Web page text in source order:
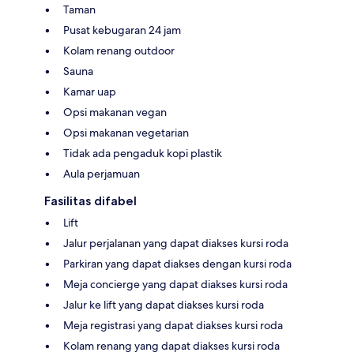
Taman
Pusat kebugaran 24 jam
Kolam renang outdoor
Sauna
Kamar uap
Opsi makanan vegan
Opsi makanan vegetarian
Tidak ada pengaduk kopi plastik
Aula perjamuan
Fasilitas difabel
Lift
Jalur perjalanan yang dapat diakses kursi roda
Parkiran yang dapat diakses dengan kursi roda
Meja concierge yang dapat diakses kursi roda
Jalur ke lift yang dapat diakses kursi roda
Meja registrasi yang dapat diakses kursi roda
Kolam renang yang dapat diakses kursi roda